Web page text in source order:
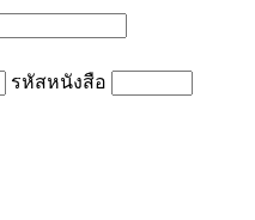
รหัสหนังสือ